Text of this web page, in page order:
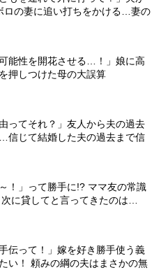
ロの妻に追い打ちをかける…妻の
可能性を開花させる…！」娘に高
押しつけた母の大誤算
ってそれ？」友人から夫の過去
信じて結婚した夫の過去まで信
！」って勝手に!? ママ友の常識
に貸してと言ってきたのは…
伝って！」嫁を好き勝手使う義
い！ 頼みの綱の夫はまさかの無